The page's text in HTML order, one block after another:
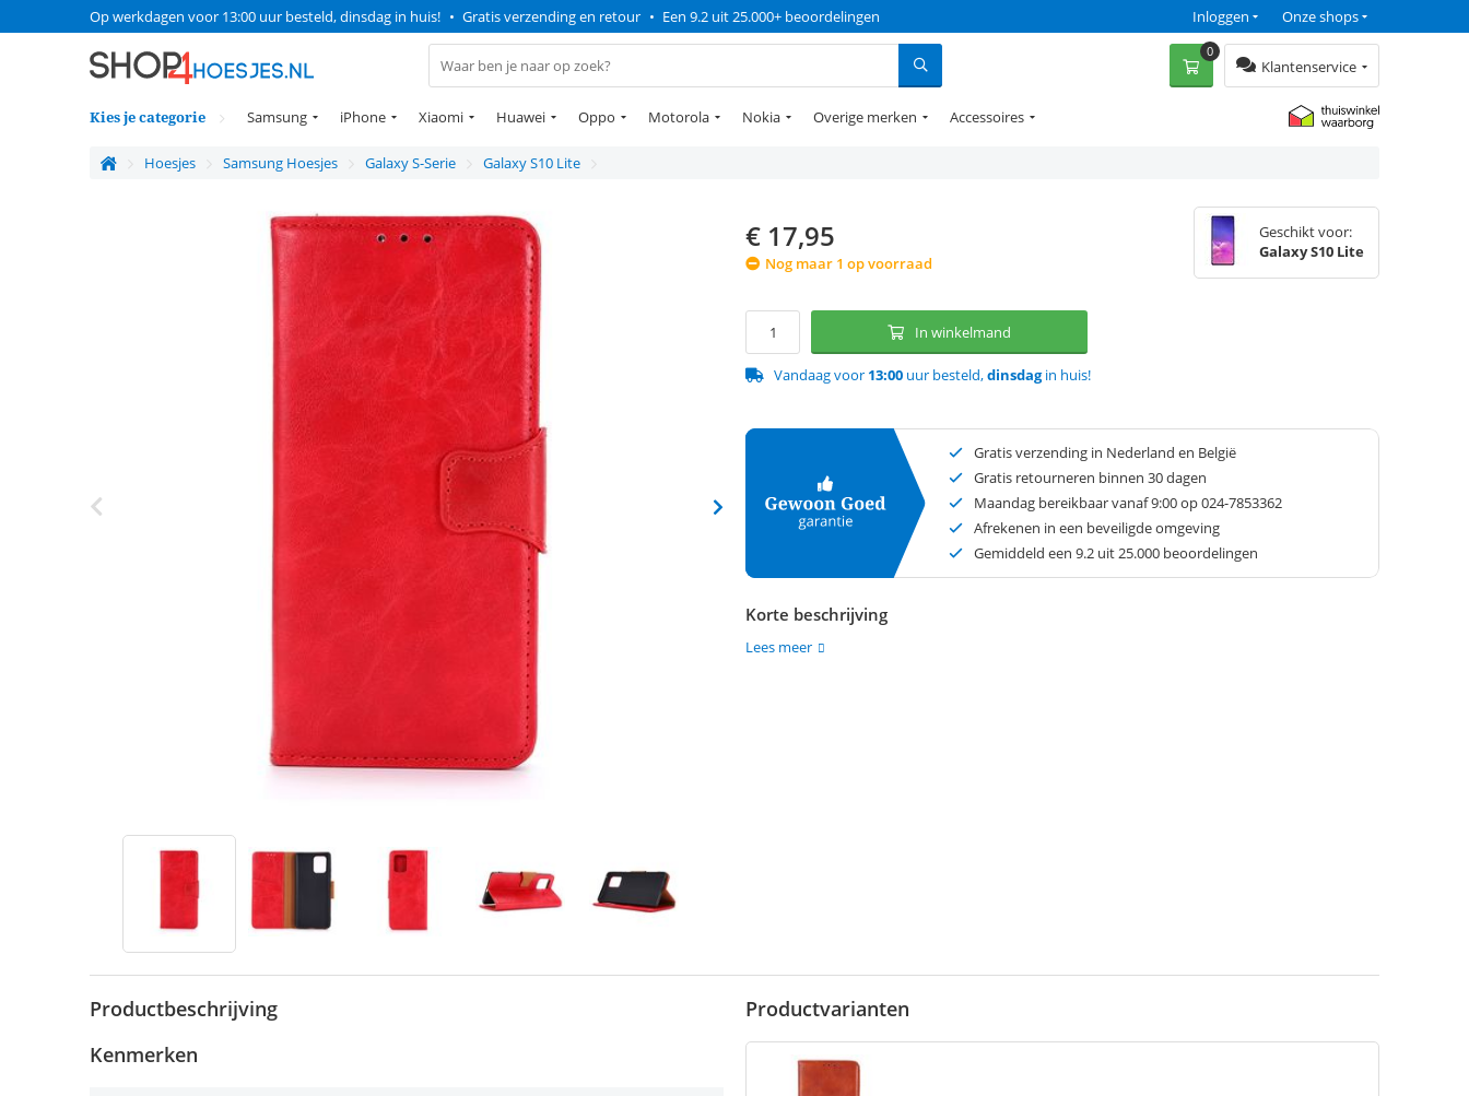
Op werkdagen voor 13:00 uur besteld, dinsdag in huis! • Gratis verzending en retour • Een 9.2 uit 25.000+ beoordelingen Onze shops
Inloggen
Klantenservice
0
Kies je categorie Samsung iPhone Xiaomi Huawei Oppo Motorola Nokia Overige merken Accessoires
Hoesjes Samsung Hoesjes Galaxy S-Serie Galaxy S10 Lite
€ 17,95
Nog maar 1 op voorraad
Geschikt voor:
Galaxy S10 Lite
In winkelmand
Vandaag voor 13:00 uur besteld,dinsdagin huis!
Gratis verzending in Nederland en België
Gratis retourneren binnen 30 dagen
Maandag bereikbaar vanaf 9:00 op 024-7853362
Afrekenen in een beveiligde omgeving
Gemiddeld een 9.2 uit 25.000 beoordelingen
Korte beschrijving
Lees meer
Productbeschrijving
Kenmerken
Productvarianten